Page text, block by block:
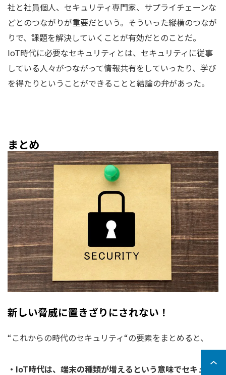
社と社員個人、セキュリティ専門家、サプライチェーンな
どとのつながりが重要だという。そういった縦横のつなが
りで、課題を解決していくことが有効だとのことだ。
IoT時代に必要なセキュリティとは、セキュリティに従事
している人々がつながって情報共有をしていったり、学び
を得たりということができることと結論の弁があった。
まとめ
新しい脅威に置きざりにされない！
“これからの時代のセキュリティ“の要素をまとめると、
・IoT時代は、端末の種類が増えるという意味でセキュリ